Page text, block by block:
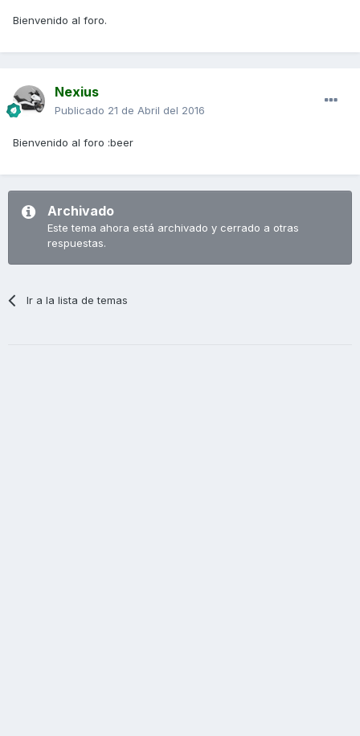
Bienvenido al foro.
Nexius
Publicado 21 de Abril del 2016
Bienvenido al foro :beer
Archivado
Este tema ahora está archivado y cerrado a otras
respuestas.
Ir a la lista de temas